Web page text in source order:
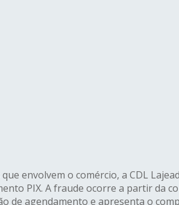
envolvem o comércio, a CDL
PIX. A fraude ocorre a partir da
de agendamento e apresenta o